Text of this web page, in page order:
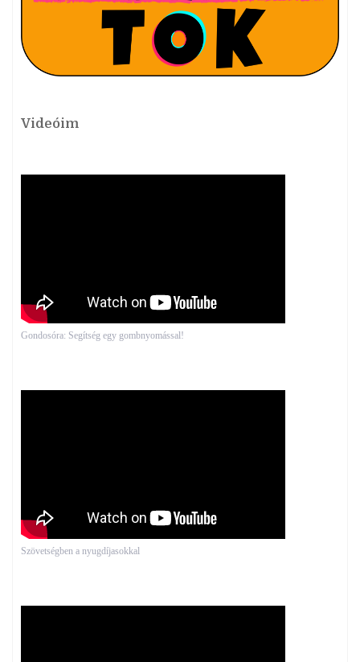
Videóim
Gondosóra: Segítség egy gombnyomással!
Szövetségben a nyugdíjasokkal